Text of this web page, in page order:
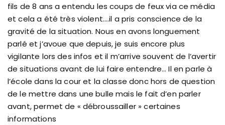
fils de 8 ans a entendu les coups de feux via ce média
et cela a été très violent….il a pris conscience de la
gravité de la situation. Nous en avons longuement
parlé et j’avoue que depuis, je suis encore plus
vigilante lors des infos et il m’arrive souvent de l’avertir
de situations avant de lui faire entendre… Il en parle à
l’école dans la cour et la classe donc hors de question
de le mettre dans une bulle mais le fait d’en parler
avant, permet de « débroussailler » certaines
informations